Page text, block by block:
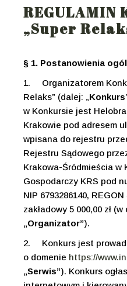
REGULAMIN
„Super
§ 1. Postanowienia
1.
Organizatorem
Relaks” (dalej: „Konkurs
w Konkursie jest
Krakowie pod adresem
wpisana do rejestru
Rejestru Sądowego
Krakowa-Śródmieścia w
Gospodarczy KRS pod
NIP 6793286140,
zakładowy 5 000,00 zł
„Organizator”).
2.
Konkurs jest
o domenie https://
„Serwis”). Konkurs